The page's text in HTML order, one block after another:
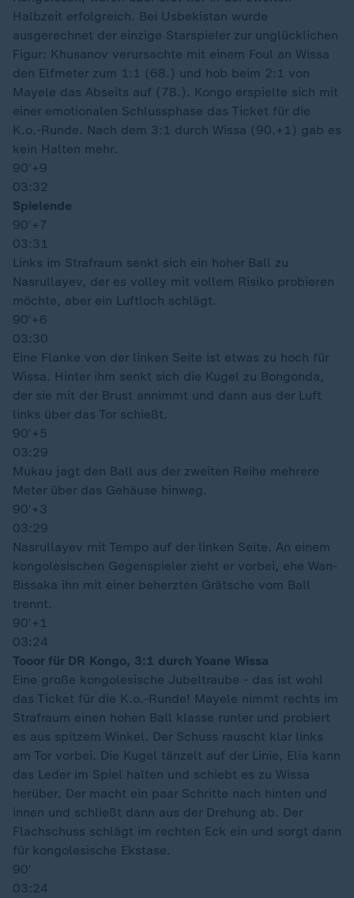
Halbzeit erfolgreich. Bei Usbekistan wurde
ausgerechnet der einzige Starspieler zur unglücklichen
Figur: Khusanov verursachte mit einem Foul an Wissa
den Elfmeter zum 1:1 (68.) und hob beim 2:1 von
Mayele das Abseits auf (78.). Kongo erspielte sich mit
einer emotionalen Schlussphase das Ticket für die
K.o.-Runde. Nach dem 3:1 durch Wissa (90.+1) gab es
kein Halten mehr.
90′ +9
03:32
Spielende
90′ +7
03:31
Links im Strafraum senkt sich ein hoher Ball zu
Nasrullayev, der es volley mit vollem Risiko probieren
möchte, aber ein Luftloch schlägt.
90′ +6
03:30
Eine Flanke von der linken Seite ist etwas zu hoch für
Wissa. Hinter ihm senkt sich die Kugel zu Bongonda,
der sie mit der Brust annimmt und dann aus der Luft
links über das Tor schießt.
90′ +5
03:29
Mukau jagt den Ball aus der zweiten Reihe mehrere
Meter über das Gehäuse hinweg.
90′ +3
03:29
Nasrullayev mit Tempo auf der linken Seite. An einem
kongolesischen Gegenspieler zieht er vorbei, ehe Wan-
Bissaka ihn mit einer beherzten Grätsche vom Ball
trennt.
90′ +1
03:24
Tooor für DR Kongo, 3:1 durch Yoane Wissa
Eine große kongolesische Jubeltraube - das ist wohl
das Ticket für die K.o.-Runde! Mayele nimmt rechts im
Strafraum einen hohen Ball klasse runter und probiert
es aus spitzem Winkel. Der Schuss rauscht klar links
am Tor vorbei. Die Kugel tänzelt auf der Linie, Elia kann
das Leder im Spiel halten und schiebt es zu Wissa
herüber. Der macht ein paar Schritte nach hinten und
innen und schließt dann aus der Drehung ab. Der
Flachschuss schlägt im rechten Eck ein und sorgt dann
für kongolesische Ekstase.
90′
03:24